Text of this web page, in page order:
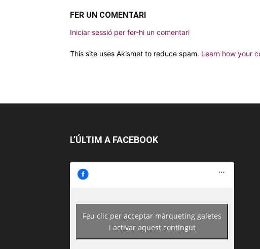
FER UN COMENTARI
Iniciar sessió per fer-hi un comentari
This site uses Akismet to reduce spam. Learn how your
L’ÚLTIM A FACEBOOK
https://www.facebook.com/guiadereus/
Feu clic per acceptar màrqueting galetes
i activar aquest contingut